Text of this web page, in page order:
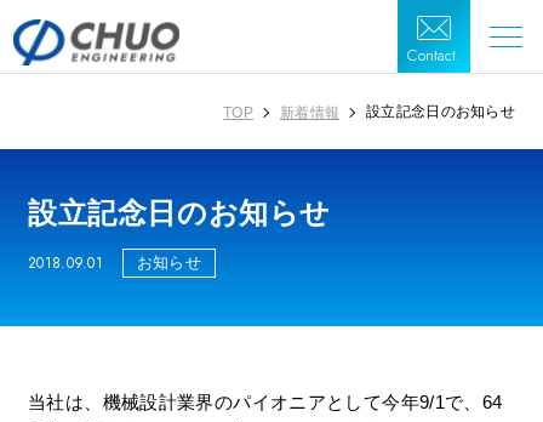
Contact.
TOP 新着情報 設立記念日のお知らせ
設立記念日のお知らせ
2018.09.01 お知らせ
当社は、機械設計業界のパイオニアとして今年9/1で、64